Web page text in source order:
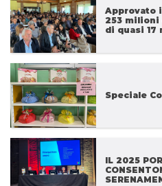
Approvato
253 milioni
di quasi 17
Speciale
IL 2025